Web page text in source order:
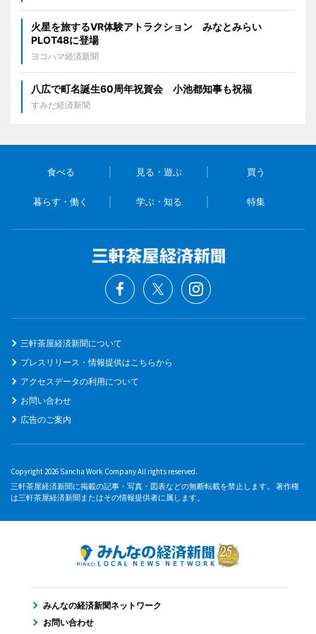
火星を旅するVR体験アトラクション みなとみらい
PLOT48に登場
ヨコハマ経済新聞
八広で町名誕生60周年祝賀会 小池都知事も祝福
すみだ経済新聞
食べる 見る・遊ぶ 買う
暮らす・働く 学ぶ・知る 特集
三軒茶屋経済新聞について
プレスリリース・情報提供はこちらから
アクセスデータの利用について
お問い合わせ
広告のご案内
Copyright 2026 Sancha Work Company All rights reserved.
三軒茶屋経済新聞に掲載の記事・写真・図表などの無断転載を禁止します。 著作権
は三軒茶屋経済新聞またはその情報提供者に属します。
みんなの経済新聞ネットワーク
お問い合わせ